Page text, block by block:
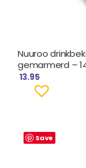
Nuuroo
gemarmerd –
13.95
Save